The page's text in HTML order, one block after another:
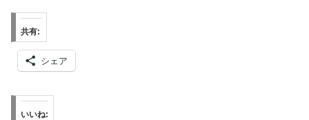
共有:
シェア
いいね: